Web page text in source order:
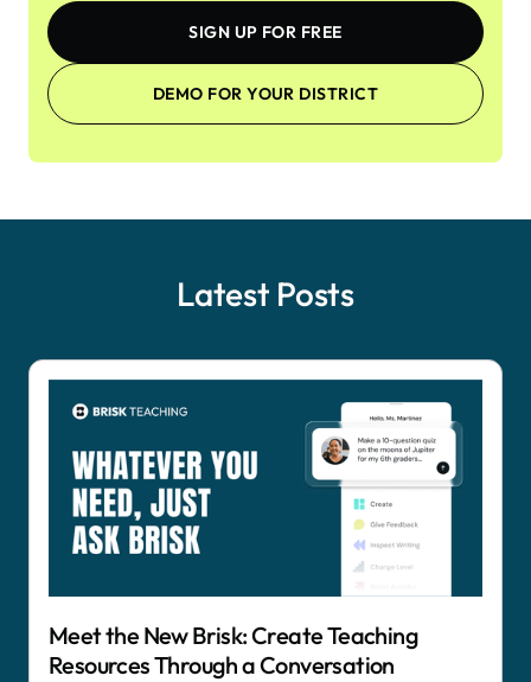
SIGN UP FOR FREE
DEMO FOR YOUR DISTRICT
Latest Posts
Meet the New Brisk: Create Teaching
Resources Through a Conversation